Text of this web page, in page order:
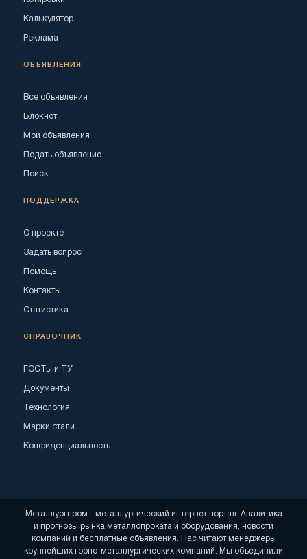
Калькулятор
Реклама
ОБЪЯВЛЕНИЯ
Все объявления
Блокнот
Мои объявления
Подать объявление
Поиск
ПОДДЕРЖКА
О проекте
Задать вопрос
Помощь
Контакты
Статистика
СПРАВОЧНИК
ГОСТы и ТУ
Документы
Технология
Марки стали
Конфиденциальность
Металлургпром - металлургический интернет портал. Аналитика
и прогнозы рынка металлопроката и оборудования, новости
компаний и бесплатные объявления. Нас читают менеджеры
крупнейших горно-металлургических компаний. Мы объединили